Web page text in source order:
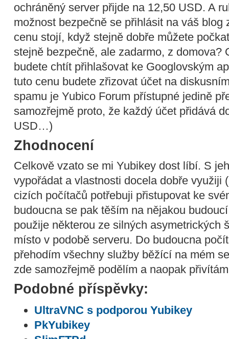
ochráněný server přijde na 12,50 USD. A
možnost bezpečně se přihlásit na váš blog
cenu stojí, když stejně dobře můžete
stejně bezpečně, ale zadarmo, z domova?
budete chtít přihlašovat ke Googlovským
tuto cenu budete zřizovat účet na
spamu je Yubico Forum přístupné jedině
samozřejmě proto, že každý účet přidává
USD…)
Zhodnocení
Celkově vzato se mi Yubikey dost líbí. S
vypořádat a vlastnosti docela dobře využiji
cizích počítačů potřebuji přistupovat ke
budoucna se pak těším na nějakou
použije některou ze silných asymetrických
místo v podobě serveru. Do budoucna
přehodím všechny služby běžící na mém
zde samozřejmě podělím a naopak
Podobné příspěvky:
UltraVNC s podporou Yubikey
PkYubikey